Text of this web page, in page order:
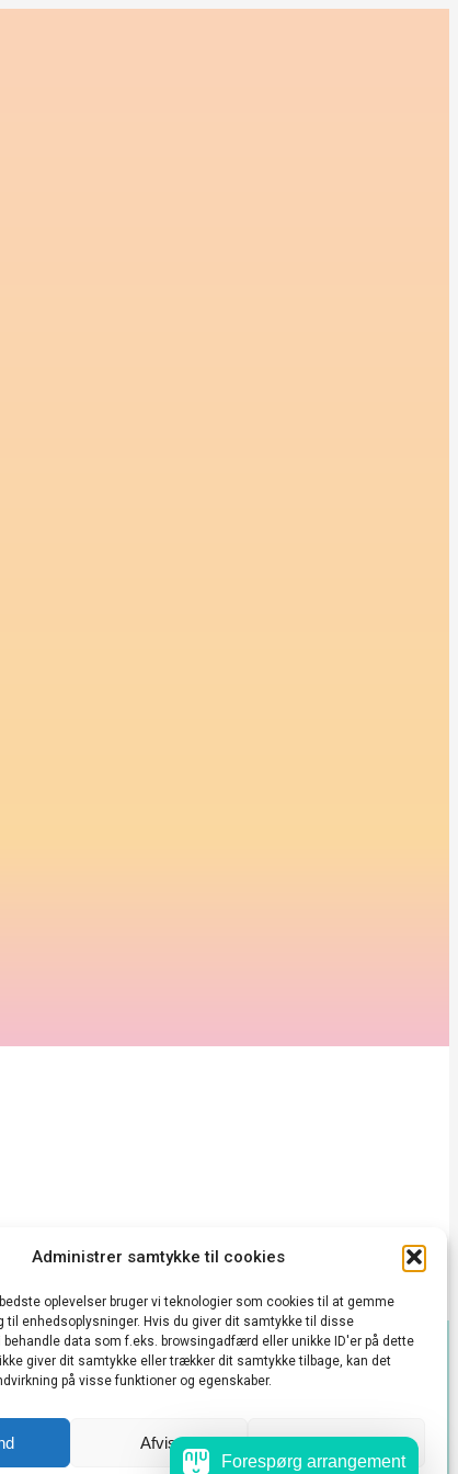
Administrer samtykke til cookies
oplevelser bruger vi teknologier som cookies til at gemme
til enhedsoplysninger. Hvis du giver dit samtykke til disse
behandle data som f.eks. browsingadfærd eller unikke ID'er på dette
giver dit samtykke eller trækker dit samtykke tilbage, kan det
på visse funktioner og egenskaber.
Afvis Se præferencer
Forespørg arrangement